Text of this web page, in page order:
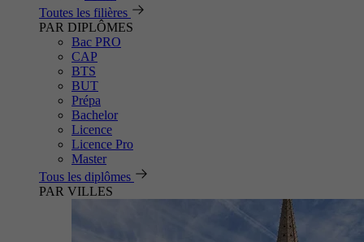
Toutes les filières
PAR DIPLÔMES
Bac PRO
CAP
BTS
BUT
Prépa
Bachelor
Licence
Licence Pro
Master
Tous les diplômes
PAR VILLES